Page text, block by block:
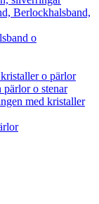
Berlockhalsband,
o
o pärlor
pärlor o stenar
med kristaller